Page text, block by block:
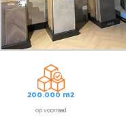
200.000 m2
op voorraad